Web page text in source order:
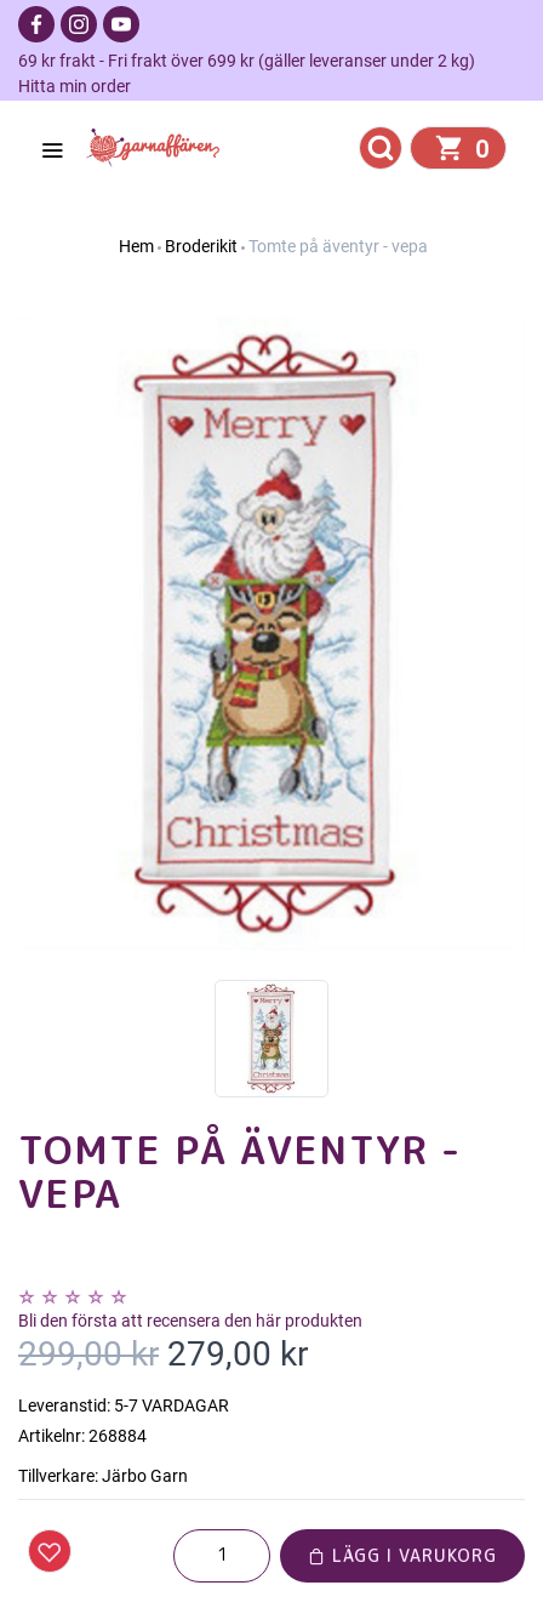
69 kr frakt - Fri frakt över 699 kr (gäller leveranser under 2 kg)
Hitta min order
0
Hem Broderikit Tomte på äventyr - vepa
TOMTE PÅ ÄVENTYR -
VEPA
Bli den första att recensera den här produkten
299,00 kr 279,00 kr
Leveranstid: 5-7 VARDAGAR
Artikelnr:268884
Tillverkare:Järbo Garn
LÄGG I VARUKORG